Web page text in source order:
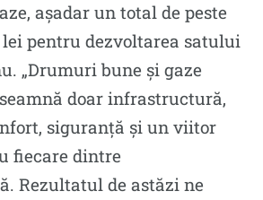
așadar un total de peste
lei pentru dezvoltarea satului
„Drumuri bune și gaze
doar infrastructură,
siguranță și un viitor
fiecare dintre
Rezultatul de astăzi ne